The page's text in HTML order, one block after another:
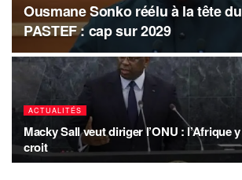
Ousmane Sonko réélu à la tête du
PASTEF : cap sur 2029
ACTUALITÉS
Macky Sall veut diriger l’ONU : l’Afrique y
croit